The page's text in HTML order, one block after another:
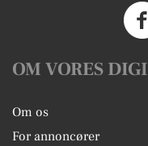
OM VORES
Om os
For annoncører